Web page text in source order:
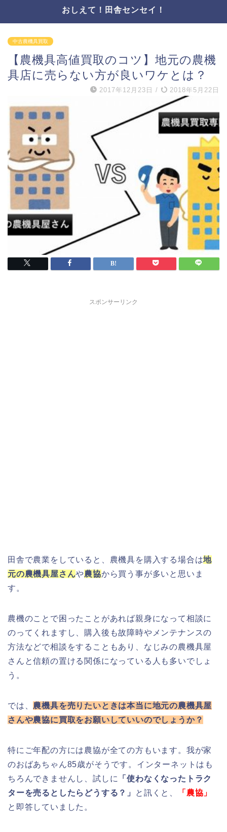
おしえて！田舎センセイ！
中古農機具買取
【農機具高値買取のコツ】地元の農機
具店に売らない方が良いワケとは？
2017年12月23日 / 2018年5月22日
スポンサーリンク
田舎で農業をしていると、農機具を購入する場合は地
元の農機具屋さんや農協から買う事が多いと思いま
す。
農機のことで困ったことがあれば親身になって相談に
のってくれますし、購入後も故障時やメンテナンスの
方法などで相談をすることもあり、なじみの農機具屋
さんと信頼の置ける関係になっている人も多いでしょ
う。
では、 農機具を売りたいときは本当に地元の農機具屋
さんや農協に買取をお願いしていいのでしょうか？
特にご年配の方には農協が全ての方もいます。我が家
のおばあちゃん85歳がそうです。インターネットはも
ちろんできませんし、試しに
「使わなくなったトラク
ターを売るとしたらどうする？」
と訊くと、
「農協」
と即答していました。